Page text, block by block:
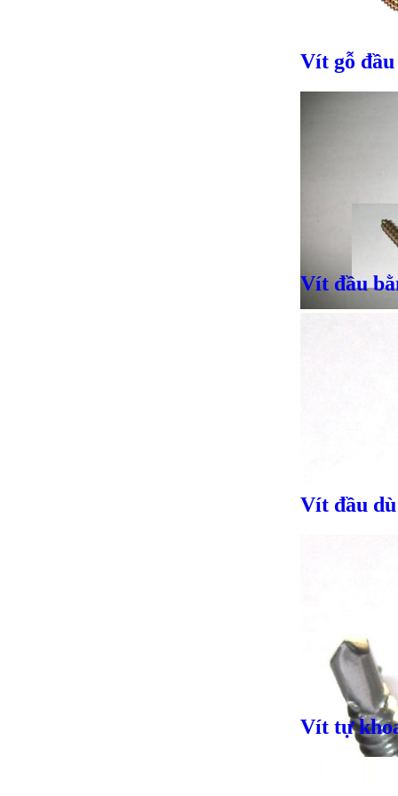
Vít gỗ
Vít đầu
Vít đầu
Vít tự